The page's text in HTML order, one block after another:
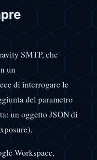
SMTP, che
un
di interrogare le
del parametro
un oggetto JSON di
Workspace,